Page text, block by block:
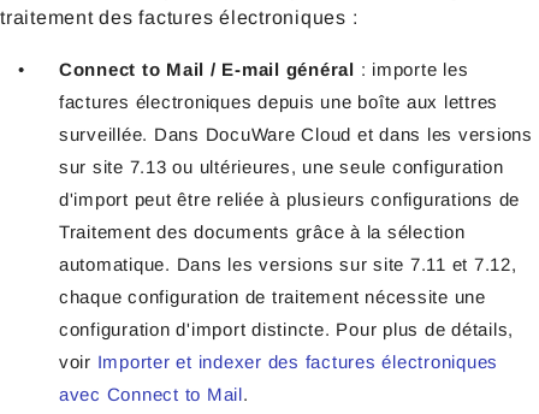
traitement des factures électroniques :
Connect to Mail / E-mail général : importe les
factures électroniques depuis une boîte aux lettres
surveillée. Dans DocuWare Cloud et dans les versions
sur site 7.13 ou ultérieures, une seule configuration
d'import peut être reliée à plusieurs configurations de
Traitement des documents grâce à la sélection
automatique. Dans les versions sur site 7.11 et 7.12,
chaque configuration de traitement nécessite une
configuration d'import distincte. Pour plus de détails,
voir Importer et indexer des factures électroniques
avec Connect to Mail.